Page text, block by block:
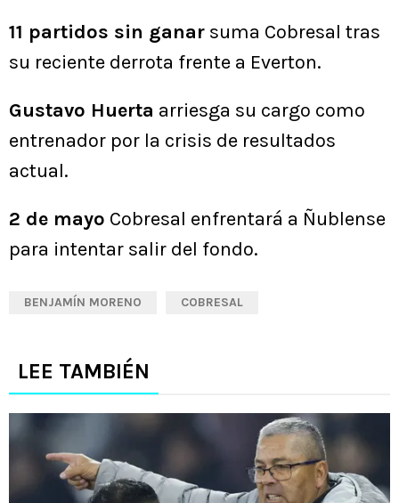
11 partidos sin ganar suma Cobresal tras
su reciente derrota frente a Everton.
Gustavo Huerta arriesga su cargo como
entrenador por la crisis de resultados
actual.
2 de mayo Cobresal enfrentará a Ñublense
para intentar salir del fondo.
BENJAMÍN MORENO COBRESAL
LEE TAMBIÉN